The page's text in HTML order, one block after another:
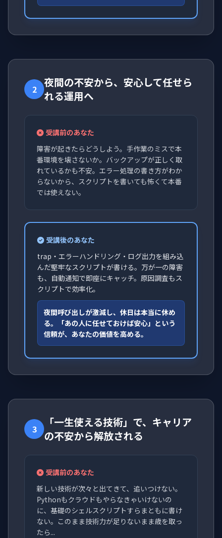
2
夜間の不安から、安心して任せら
れる運用へ
受講前のあなた
障害が起きたらどうしよう。手作業のミスで本
番環境を壊さないか。バックアップが正しく取
れているかも不安。エラー処理の書き方がわか
らないから、スクリプトを書いても怖くて本番
では使えない。
受講後のあなた
trap・エラーハンドリング・ログ出力を組み込
んだ堅牢なスクリプトが書ける。万が一の障害
も、自動通知で即座にキャッチ。原因調査もス
クリプトで効率化。
夜間呼び出しが激減し、休日は本当に休め
る。「あの人に任せておけば安心」という
信頼が、あなたの価値を高める。
3
「一生使える技術」で、キャリア
の不安から解放される
受講前のあなた
新しい技術が次々と出てきて、追いつけない。
Pythonもクラウドもやらなきゃいけないの
に、基礎のシェルスクリプトすらまともに書け
ない。このまま技術力が足りないまま歳を取っ
たら...